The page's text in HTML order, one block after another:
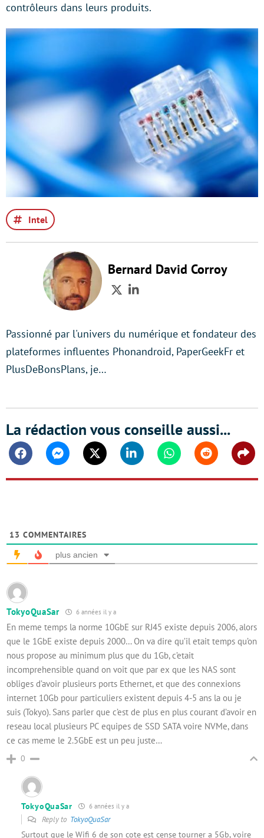
contrôleurs dans leurs produits.
Intel
Bernard David Corroy
TwitterLinkedIn
Passionné par l'univers du numérique et fondateur des
plateformes influentes Phonandroid, PaperGeekFr et
PlusDeBonsPlans, je…
La rédaction vous conseille aussi...
FacebookMessengerTwitter Linkedin WhatsappReddit
13 COMMENTAIRES
plus ancien
TokyoQuaSar 6 années il y a
En meme temps la norme 10GbE sur RJ45 existe depuis 2006, alors
que le 1GbE existe depuis 2000… On va dire qu’il etait temps qu’on
nous propose au minimum plus que du 1Gb, c’etait
incomprehensible quand on voit que par ex que les NAS sont
obliges d’avoir plusieurs ports Ethernet, et que des connexions
internet 10Gb pour particuliers existent depuis 4-5 ans la ou je
suis (Tokyo). Sans parler que c’est de plus en plus courant d’avoir en
reseau local plusieurs PC equipes de SSD SATA voire NVMe, dans
ce cas meme le 2.5GbE est un peu juste…
0
TokyoQuaSar 6 années il y a
Reply to TokyoQuaSar
Surtout que le Wifi 6 de son cote est cense tourner a 5Gb, voire